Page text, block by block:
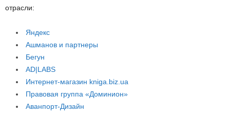
отрасли:
Яндекс
Ашманов и партнеры
Бегун
AD|LABS
Интернет-магазин kniga.biz.ua
Правовая группа «Доминион»
Аванпорт-Дизайн